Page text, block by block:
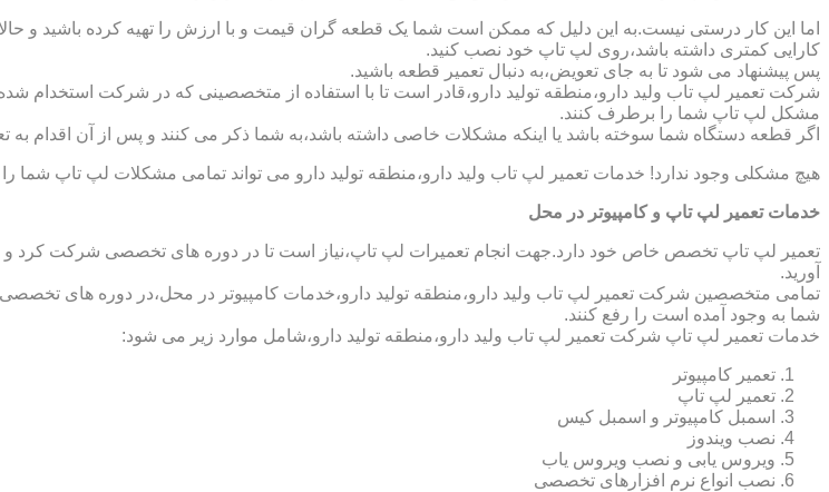
اما این کار درستی نیست.به این دلیل که ممکن است شما یک قطعه گران قیمت و با ارزش را تهیه کرده باشید و
کارایی کمتری داشته باشد،روی لپ تاپ خود نصب کنید.
پس پیشنهاد می شود تا به جای تعویض،به دنبال تعمیر قطعه باشید.
شرکت تعمیر لپ تاب ولید دارو،منطقه تولید دارو،قادر است تا با استفاده از متخصصینی که در شرکت استخدام
مشکل لپ تاپ شما را برطرف کنند.
اگر قطعه دستگاه شما سوخته باشد یا اینکه مشکلات خاصی داشته باشد،به شما ذکر می کنند و پس از آن اقدام
هیچ مشکلی وجود ندارد! خدمات تعمیر لپ تاب ولید دارو،منطقه تولید دارو می تواند تمامی مشکلات لپ تاپ شما
خدمات تعمیر لپ تاپ و کامپیوتر در محل
تعمیر لپ تاپ تخصص خاص خود دارد.جهت انجام تعمیرات لپ تاپ،نیاز است تا در دوره های تخصصی شرکت کرد و
آورید.
تمامی متخصصین شرکت تعمیر لپ تاب ولید دارو،منطقه تولید دارو،خدمات کامپیوتر در محل،در دوره های
شما به وجود آمده است را رفع کنند.
خدمات تعمیر لپ تاپ شرکت تعمیر لپ تاب ولید دارو،منطقه تولید دارو،شامل موارد زیر می شود:
تعمیر کامپیوتر
تعمیر لپ تاپ
اسمبل کامپیوتر و اسمبل کیس
نصب ویندوز
ویروس یابی و نصب ویروس یاب
نصب انواع نرم افزارهای تخصصی